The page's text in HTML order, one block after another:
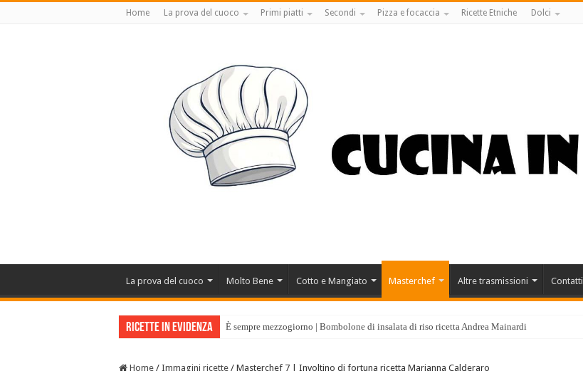
Home La prova del cuoco Primi piatti Secondi Pizza e focaccia Ricette Etniche Dolci
La prova del cuoco Molto Bene Cotto e Mangiato Masterchef Altre trasmissioni Contatti
Ricette in evidenza È sempre mezzogiorno | Bombolone di insalata di riso ricetta Andrea Mainardi
Home / Immagini ricette / Masterchef 7 | Involtino di fortuna ricetta Marianna Calderaro